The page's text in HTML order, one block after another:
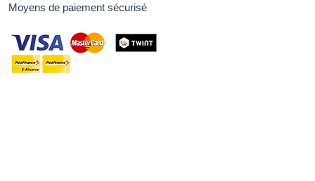
Moyens de paiement sécurisé